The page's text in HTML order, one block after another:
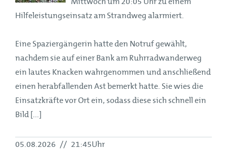
Hilfeleistungseinsatz am Strandweg alarmiert.
Eine Spaziergängerin hatte den Notruf gewählt,
nachdem sie auf einer Bank am Ruhrradwanderweg
ein lautes Knacken wahrgenommen und anschließend
einen herabfallenden Ast bemerkt hatte. Sie wies die
Einsatzkräfte vor Ort ein, sodass diese sich schnell ein
Bild [...]
05.08.2026 // 21:45Uhr